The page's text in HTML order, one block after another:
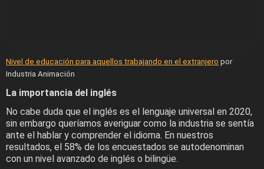
Nivel de educación para aquellos trabajando en el extranjero por
Industria Animación
La importancia del inglés
No cabe duda que el inglés es el lenguaje universal en 2020,
sin embargo queríamos averiguar como la industria se sentía
ante el hablar y comprender el idioma. En nuestros
resultados, el 58% de los encuestados se autodenominan
con un nivel avanzado de inglés o bilingüe.